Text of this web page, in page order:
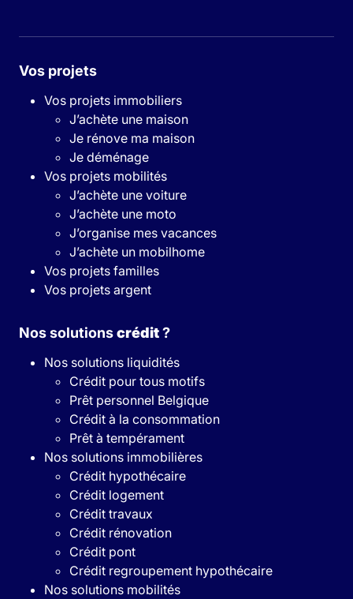
Vos projets
Vos projets immobiliers
J’achète une maison
Je rénove ma maison
Je déménage
Vos projets mobilités
J’achète une voiture
J’achète une moto
J’organise mes vacances
J’achète un mobilhome
Vos projets familles
Vos projets argent
Nos solutionscrédit?
Nos solutions liquidités
Crédit pour tous motifs
Prêt personnel Belgique
Crédit à la consommation
Prêt à tempérament
Nos solutions immobilières
Crédit hypothécaire
Crédit logement
Crédit travaux
Crédit rénovation
Crédit pont
Crédit regroupement hypothécaire
Nos solutions mobilités